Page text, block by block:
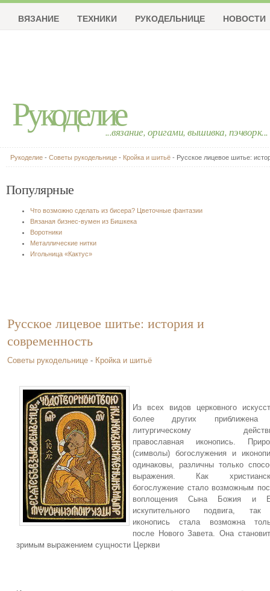
Рукоделие...вязание, оригами, вышивка, пэчворк...
ВЯЗАНИЕ ТЕХНИКИ РУКОДЕЛЬНИЦЕ НОВОСТИ
Рукоделие - Советы рукодельнице - Кройка и шитьё - Русское лицевое шитье:
Популярные
Что возможно сделать из бисера? Цветочные фантазии
Вязаная бизнес-вумен из Бишкека
Воротники
Металлические нитки
Игольница «Кактус»
Русское лицевое шитье: история и
современность
Советы рукодельнице - Кройка и шитьё
Из всех видов церковного
более других
литургическому
православная иконопись.
(символы) богослужения и
одинаковы, различны только
выражения. Как
богослужение стало возможным
воплощения Сына Божия и
искупительного подвига,
иконопись стала возможна
после Нового Завета. Она
зримым выражением сущности Церкви